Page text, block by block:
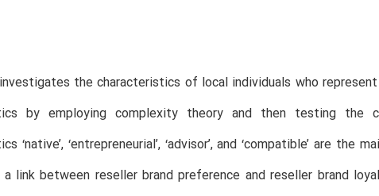
the characteristics of local individuals who
by employing complexity theory and then testing the
‘native’, ‘entrepreneurial’, ‘advisor’, and ‘compatible’ are
link between reseller brand preference and reseller brand